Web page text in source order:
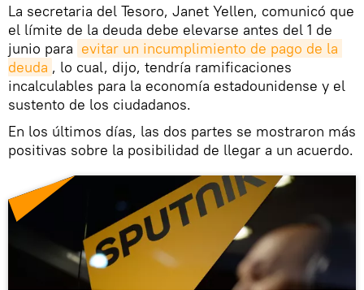
La secretaria del Tesoro, Janet Yellen, comunicó que
el límite de la deuda debe elevarse antes del 1 de
junio para evitar un incumplimiento de pago de la
deuda , lo cual, dijo, tendría ramificaciones
incalculables para la economía estadounidense y el
sustento de los ciudadanos.
En los últimos días, las dos partes se mostraron más
positivas sobre la posibilidad de llegar a un acuerdo.